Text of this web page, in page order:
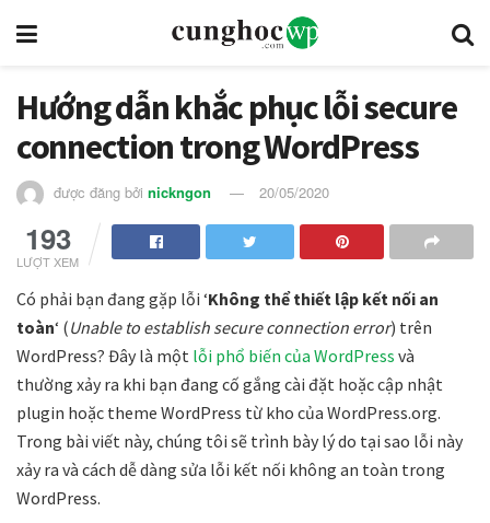
Hướng dẫn khắc phục lỗi secure
connection trong WordPress
được đăng bởi nickngon 20/05/2020
193
LƯỢT XEM
Có phải bạn đang gặp lỗi ‘Không thể thiết lập kết nối an
toàn‘ (Unable to establish secure connection error) trên
WordPress? Đây là một lỗi phổ biến của WordPress và
thường xảy ra khi bạn đang cố gắng cài đặt hoặc cập nhật
plugin hoặc theme WordPress từ kho của WordPress.org.
Trong bài viết này, chúng tôi sẽ trình bày lý do tại sao lỗi này
xảy ra và cách dễ dàng sửa lỗi kết nối không an toàn trong
WordPress.